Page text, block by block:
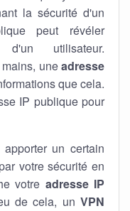
la sécurité d'un
peut révéler
d'un utilisateur.
uneadresse
que cela.
IP publique pour
un certain
votre sécurité en
votre adresse IP
de cela, un VPN